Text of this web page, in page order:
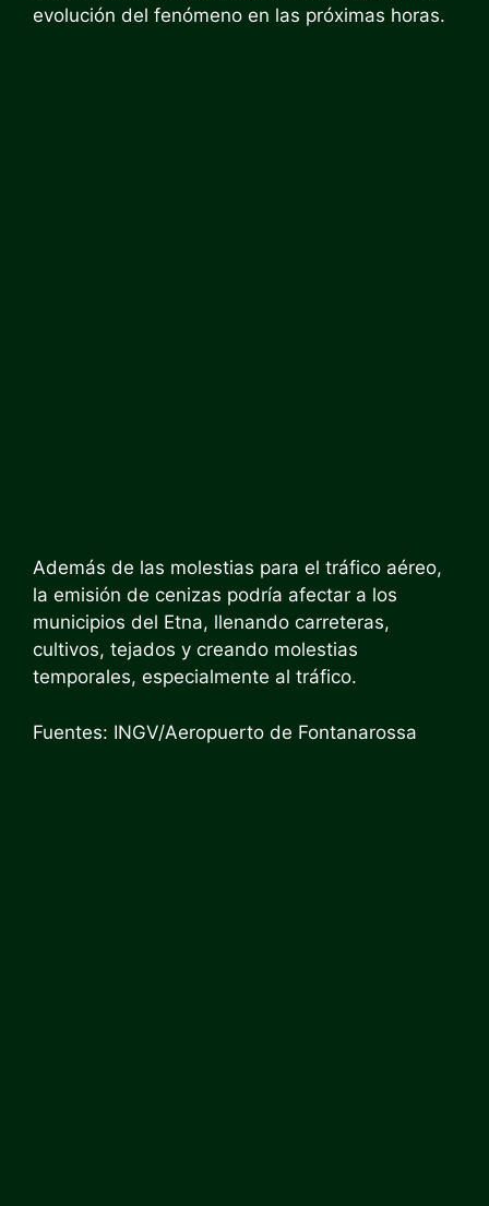
evolución del fenómeno en las próximas horas.
Además de las molestias para el tráfico aéreo,
la emisión de cenizas podría afectar a los
municipios del Etna, llenando carreteras,
cultivos, tejados y creando molestias
temporales, especialmente al tráfico.
Fuentes: INGV/Aeropuerto de Fontanarossa